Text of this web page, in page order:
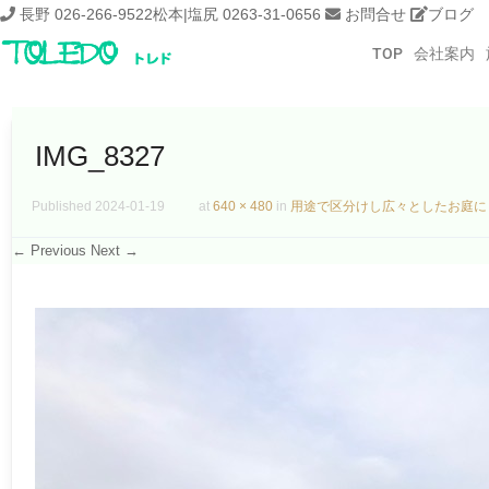
長野 026-266-9522松本|塩尻 0263-31-0656 お問合せ ブログ
TOP 会社案内
IMG_8327
Published 2024-01-19 at 640 × 480 in 用途で区分けし広々としたお庭に
← Previous Next →